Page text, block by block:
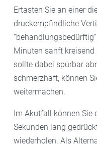
Ertasten Sie an einer
druckempfindliche
Minuten sanft
sollte dabei spürbar
schmerzhaft, können
weitermachen.
Im Akutfall können Sie
Sekunden lang
wiederholen. Als